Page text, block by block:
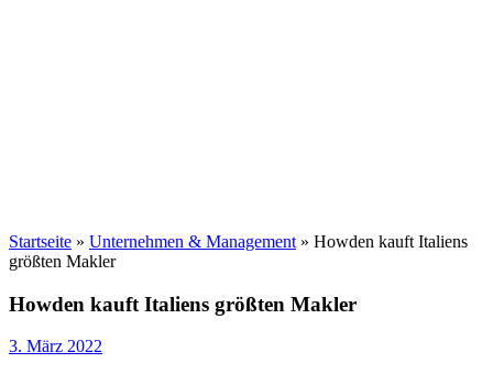
Startseite » Unternehmen & Management » Howden kauft Italiens
größten Makler
Howden kauft Italiens größten Makler
3. März 2022